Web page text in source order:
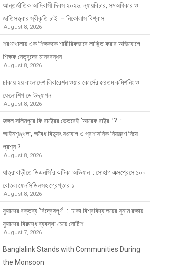
আন্তর্জাতিক আদিবাসী দিবস ২০২৬: ন্যায়বিচার, সমঅধিকার ও
জাতিসত্ত্বার স্বীকৃতি চাই – নিকোলাস বিশ্বাস
August 8, 2026
শরণখোলায় এক শিক্ষককে শারীরিকভাবে লাঞ্ছিত করার অভিযোগে
শিক্ষক নেতৃবৃন্দের মানববন্ধন
August 8, 2026
ঢাকায় ২য় বাংলাদেশ লিবারেশন ওয়ার কোর্সের ৫৪তম কমিশনিং ও
ফেলোশিপ ডে উদ্‌যাপন
August 8, 2026
জঙ্গল সলিমপুরে কি রাষ্ট্রের ভেতরেই ‘আরেক রাষ্ট্র ’? :
আইনশৃঙ্খলা, অবৈধ বিদ্যুৎ সংযোগ ও প্রশাসনিক নিয়ন্ত্রণ নিয়ে
প্রশ্ন ?
August 8, 2026
যাত্রাবাড়ীতে ডিএনসি’র ঝটিকা অভিযান : সোহাগ এক্সপ্রেসে ১০০
বোতল ফেনসিডিলসহ গ্রেপ্তার ১
August 8, 2026
ফুয়াদের বক্তব্য ‘বিদ্বেষপূর্ণ’ : ঢাকা বিশ্ববিদ্যালয়ের সুনাম রক্ষায়
ফুয়াদের বিরুদ্ধে ব্যবস্থা চেয়ে নোটিশ
August 7, 2026
Banglalink Stands with Communities During
the Monsoon